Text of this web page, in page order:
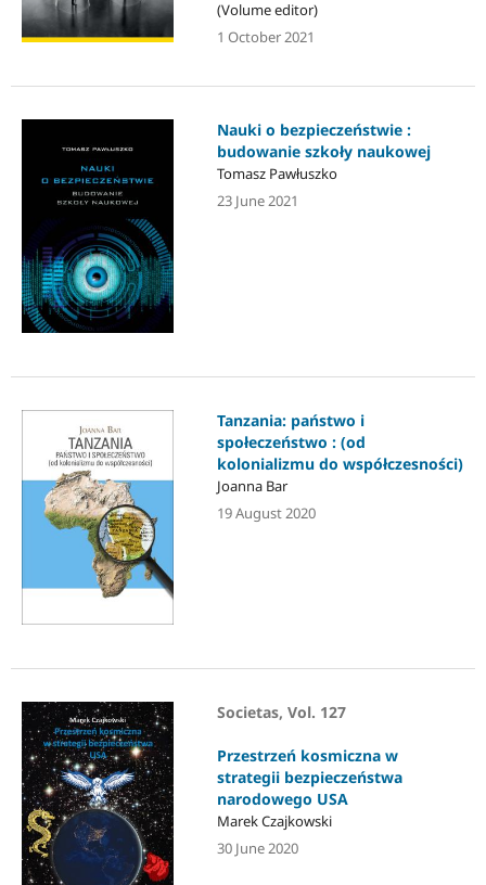
(Volume editor)
1 October 2021
Nauki o bezpieczeństwie :
budowanie szkoły naukowej
Tomasz Pawłuszko
23 June 2021
Tanzania: państwo i
społeczeństwo : (od
kolonializmu do współczesności)
Joanna Bar
19 August 2020
Societas, Vol. 127
Przestrzeń kosmiczna w
strategii bezpieczeństwa
narodowego USA
Marek Czajkowski
30 June 2020